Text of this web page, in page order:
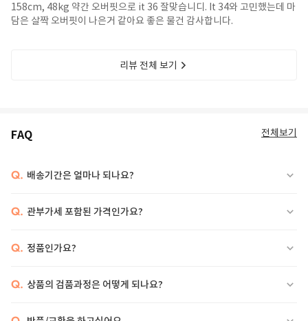
158cm, 48kg 약간 오버핏으로 it 36 잘맞습니디. It 34와 고민했는데 마
담은 살짝 오버핏이 나은거 같아요 좋은 물건 감사합니다.
리뷰 전체 보기
FAQ 전체보기
Q. 배송기간은 얼마나 되나요?
Q. 관부가세 포함된 가격인가요?
Q. 정품인가요?
Q. 상품의 검품과정은 어떻게 되나요?